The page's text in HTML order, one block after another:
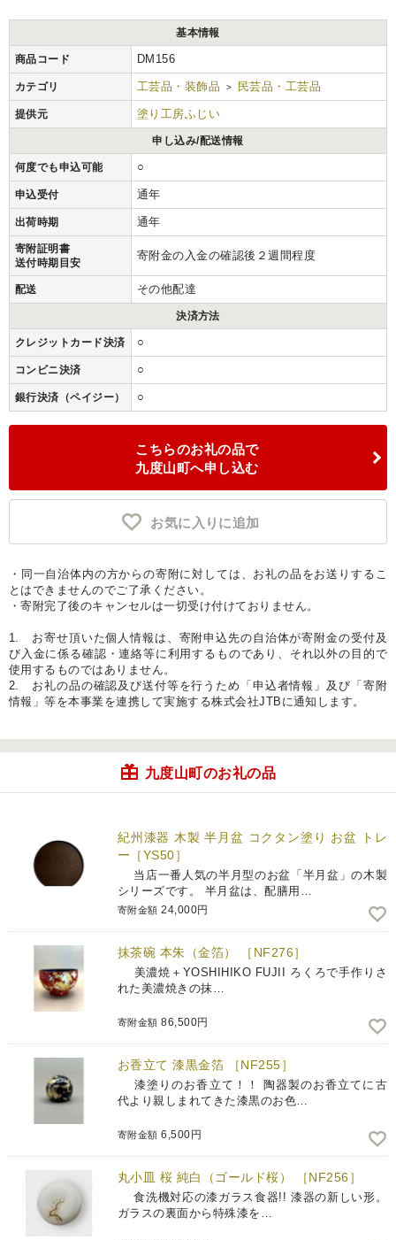
基本情報
商品コード DM156
カテゴリ 工芸品・装飾品 > 民芸品・工芸品
提供元 塗り工房ふじい
申し込み/配送情報
何度でも申込可能 ○
申込受付 通年
出荷時期 通年
寄附証明書
送付時期目安
寄附金の入金の確認後２週間程度
配送 その他配達
決済方法
クレジットカード決済 ○
コンビニ決済 ○
銀行決済（ペイジー） ○
こちらのお礼の品で
九度山町へ申し込む
お気に入りに追加
・同一自治体内の方からの寄附に対しては、お礼の品をお送りするこ
とはできませんのでご了承ください。
・寄附完了後のキャンセルは一切受け付けておりません。
1. お寄せ頂いた個人情報は、寄附申込先の自治体が寄附金の受付及
び入金に係る確認・連絡等に利用するものであり、それ以外の目的で
使用するものではありません。
2. お礼の品の確認及び送付等を行うため「申込者情報」及び「寄附
情報」等を本事業を連携して実施する株式会社JTBに通知します。
九度山町のお礼の品
紀州漆器 木製 半月盆 コクタン塗り お盆 トレ
ー［YS50］
当店一番人気の半月型のお盆「半月盆」の木製
シリーズです。 半月盆は、配膳用…
寄附金額 24,000円
抹茶碗 本朱（金箔） ［NF276］
美濃焼＋YOSHIHIKO FUJII ろくろで手作りさ
れた美濃焼きの抹…
寄附金額 86,500円
お香立て 漆黒金箔 ［NF255］
漆塗りのお香立て！！ 陶器製のお香立てに古
代より親しまれてきた漆黒のお色…
寄附金額 6,500円
丸小皿 桜 純白（ゴールド桜） ［NF256］
食洗機対応の漆ガラス食器!! 漆器の新しい形。
ガラスの裏面から特殊漆を…